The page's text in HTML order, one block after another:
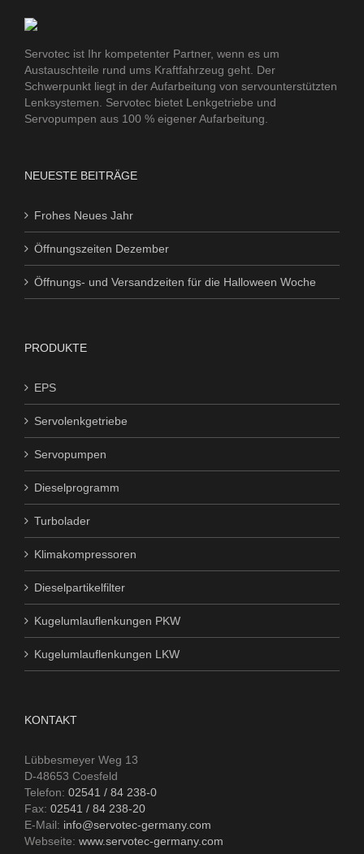
Servotec ist Ihr kompetenter Partner, wenn es um
Austauschteile rund ums Kraftfahrzeug geht. Der
Schwerpunkt liegt in der Aufarbeitung von servounterstützten
Lenksystemen. Servotec bietet Lenkgetriebe und
Servopumpen aus 100 % eigener Aufarbeitung.
NEUESTE BEITRÄGE
Frohes Neues Jahr
Öffnungszeiten Dezember
Öffnungs- und Versandzeiten für die Halloween Woche
PRODUKTE
EPS
Servolenkgetriebe
Servopumpen
Dieselprogramm
Turbolader
Klimakompressoren
Dieselpartikelfilter
Kugelumlauflenkungen PKW
Kugelumlauflenkungen LKW
KONTAKT
Lübbesmeyer Weg 13
D-48653 Coesfeld
Telefon: 02541 / 84 238-0
Fax: 02541 / 84 238-20
E-Mail: info@servotec-germany.com
Webseite: www.servotec-germany.com